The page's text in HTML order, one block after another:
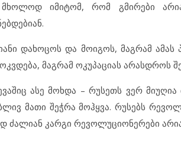
მხოლოდ იმიტომ, რომ გმირები
დახოცოს და მოიგოს, მაგრამ
მაგრამ ოკუპაციას არასდროს
ასე მოხდა – რუსეთს ვერ
მათი შეჭრა მოჰყვა. რუსებს
ძალიან კარგი რევოლუციონერები